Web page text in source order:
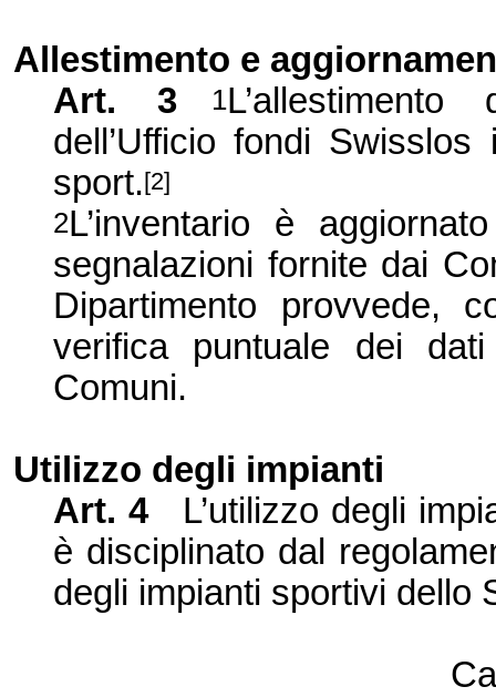
Allestimento e
Art. 3
1
dell’Ufficio fondi
sport.[2]
2L’inventario è
segnalazioni fornite dai
Dipartimento provvede,
verifica puntuale dei
Comuni.
Utilizzo degli impianti
Art. 4
L’utilizzo degli
è disciplinato dal
degli impianti sportivi dello